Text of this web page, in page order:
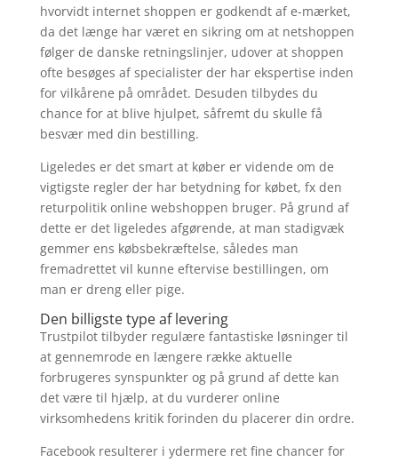
hvorvidt internet shoppen er godkendt af e-mærket,
da det længe har været en sikring om at netshoppen
følger de danske retningslinjer, udover at shoppen
ofte besøges af specialister der har ekspertise inden
for vilkårene på området. Desuden tilbydes du
chance for at blive hjulpet, såfremt du skulle få
besvær med din bestilling.
Ligeledes er det smart at køber er vidende om de
vigtigste regler der har betydning for købet, fx den
returpolitik online webshoppen bruger. På grund af
dette er det ligeledes afgørende, at man stadigvæk
gemmer ens købsbekræftelse, således man
fremadrettet vil kunne eftervise bestillingen, om
man er dreng eller pige.
Den billigste type af levering
Trustpilot tilbyder regulære fantastiske løsninger til
at gennemrode en længere række aktuelle
forbrugeres synspunkter og på grund af dette kan
det være til hjælp, at du vurderer online
virksomhedens kritik forinden du placerer din ordre.
Facebook resulterer i ydermere ret fine chancer for